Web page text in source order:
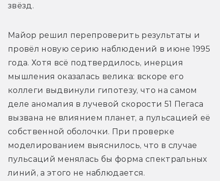
звёзд.
Майор решил перепроверить результаты и
провёл новую серию наблюдений в июне 1995
года. Хотя всё подтвердилось, инерция
мышления оказалась велика: вскоре его
коллеги выдвинули гипотезу, что на самом
деле аномалия в лучевой скорости 51 Пегаса
вызвана не влиянием планет, а пульсацией её
собственной оболочки. При проверке
моделированием выяснилось, что в случае
пульсаций менялась бы форма спектральных
линий, а этого не наблюдается.